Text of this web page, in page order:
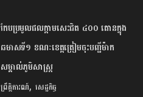
កែប​ប្រមូល​ផល​ក្តាម​សេះ​ជិត​ ​៤០០ ​តោន​ក្នុង​
ឆមាស​ទី​១​ ​ខណៈ​ខេត្ត​ត្រៀម​ចុះបញ្ជី​ម៉ាក​
សម្គាល់​ភូមិសាស្ត្រ​
ព្រឹត្តិការណ៍, សេដ្ឋកិច្ច